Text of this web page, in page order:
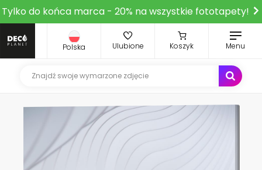
Tylko do końca marca - 20% na wszystkie fototapety!
Polska Ulubione Koszyk Menu